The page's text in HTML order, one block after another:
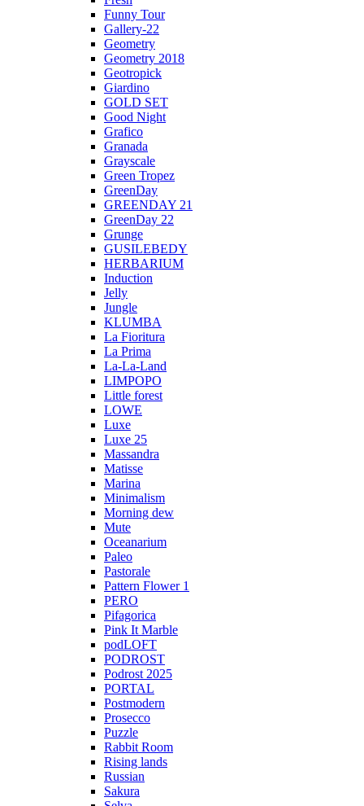
Funny Tour
Gallery-22
Geometry
Geometry 2018
Geotropick
Giardino
GOLD SET
Good Night
Grafico
Granada
Grayscale
Green Tropez
GreenDay
GREENDAY 21
GreenDay 22
Grunge
GUSILEBEDY
HERBARIUM
Induction
Jelly
Jungle
KLUMBA
La Fioritura
La Prima
La-La-Land
LIMPOPO
Little forest
LOWE
Luxe
Luxe 25
Massandra
Matisse
Marina
Minimalism
Morning dew
Mute
Oceanarium
Paleo
Pastorale
Pattern Flower 1
PERO
Pifagorica
Pink It Marble
podLOFT
PODROST
Podrost 2025
PORTAL
Postmodern
Prosecco
Puzzle
Rabbit Room
Rising lands
Russian
Sakura